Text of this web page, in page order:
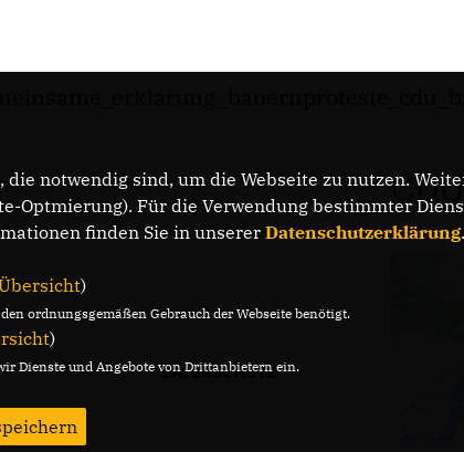
DATENSCHUTZ
die notwendig sind, um die Webseite zu nutzen.
Optmierung). Für die Verwendung bestimmter
finden Sie in unserer Datenschutzerklärung.
)
ordnungsgemäßen Gebrauch der Webseite benötigt.
)
Dienste und Angebote von Drittanbietern ein.